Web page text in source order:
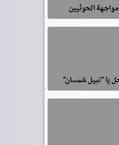
الحوثيين
يا "نبيل شمسان"